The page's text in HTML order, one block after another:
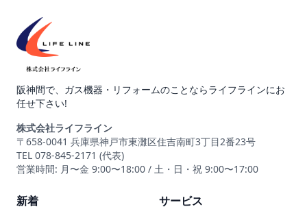
阪神間で、ガス機器・リフォームのことならライフラインにお
任せ下さい!
株式会社ライフライン
〒658-0041 兵庫県神戸市東灘区住吉南町3丁目2番23号
TEL 078-845-2171 (代表)
営業時間: 月〜金 9:00〜18:00 / 土・日・祝 9:00〜17:00
新着
サービス